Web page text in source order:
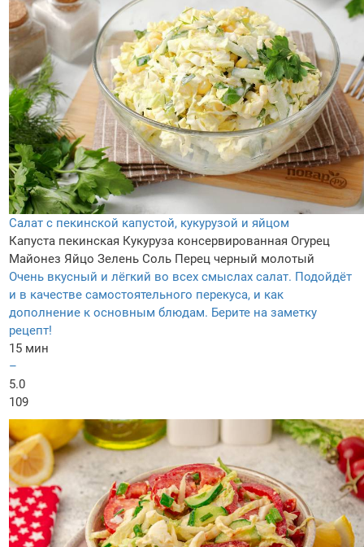
Салат с пекинской капустой, кукурузой и яйцом
Капуста пекинская Кукуруза консервированная Огурец
Майонез Яйцо Зелень Соль Перец черный молотый
Очень вкусный и лёгкий во всех смыслах салат. Подойдёт
и в качестве самостоятельного перекуса, и как
дополнение к основным блюдам. Берите на заметку
рецепт!
15 мин
–
5.0
109